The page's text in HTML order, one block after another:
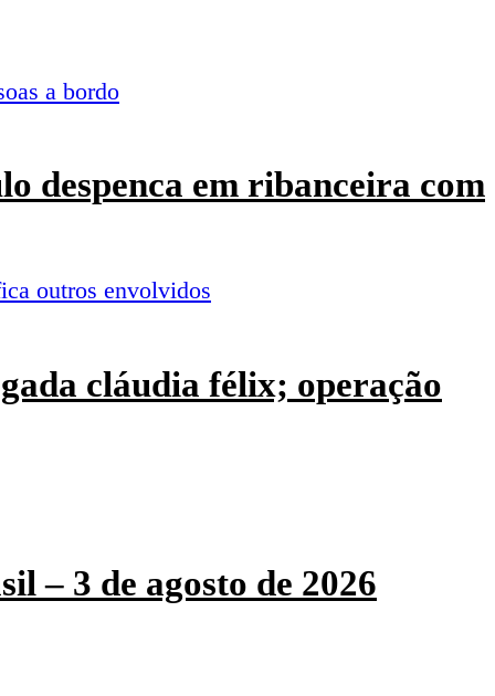
despenca em ribanceira com
cláudia félix; operação
– 3 de agosto de 2026